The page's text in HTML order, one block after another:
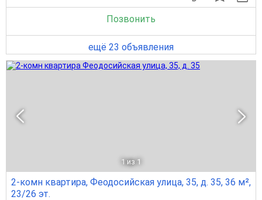
Позвонить
ещё 23 объявления
1 из 1
2-комн квартира, Феодосийская улица, 35, д. 35, 36 м²,
23/26 эт.